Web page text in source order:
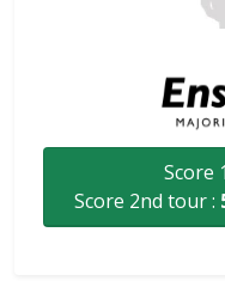
Score
Score 2nd tour :